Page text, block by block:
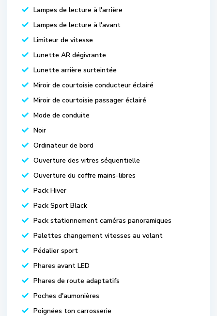
Lampes de lecture à l'arrière
Lampes de lecture à l'avant
Limiteur de vitesse
Lunette AR dégivrante
Lunette arrière surteintée
Miroir de courtoisie conducteur éclairé
Miroir de courtoisie passager éclairé
Mode de conduite
Noir
Ordinateur de bord
Ouverture des vitres séquentielle
Ouverture du coffre mains-libres
Pack Hiver
Pack Sport Black
Pack stationnement caméras panoramiques
Palettes changement vitesses au volant
Pédalier sport
Phares avant LED
Phares de route adaptatifs
Poches d'aumonières
Poignées ton carrosserie